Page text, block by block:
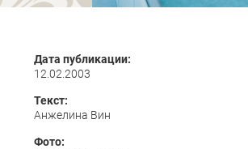
Дата публикации:
12.02.2003
Текст:
Анжелина Вин
Фото: